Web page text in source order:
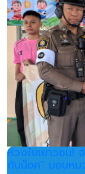
ห่วงใยเยาวชน!
กันน็อค" มอบหม